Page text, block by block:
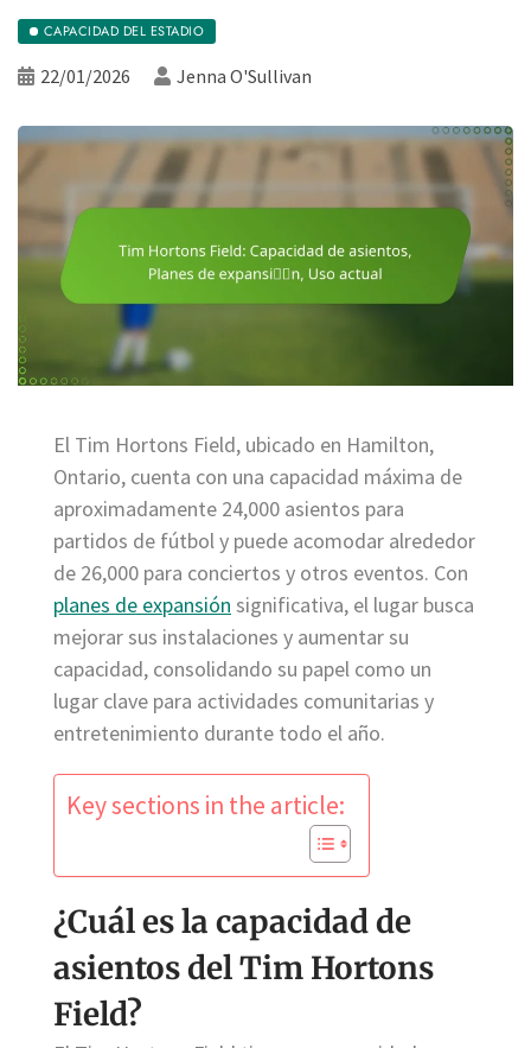
CAPACIDAD DEL ESTADIO
22/01/2026 Jenna O'Sullivan
El Tim Hortons Field, ubicado en Hamilton,
Ontario, cuenta con una capacidad máxima de
aproximadamente 24,000 asientos para
partidos de fútbol y puede acomodar alrededor
de 26,000 para conciertos y otros eventos. Con
planes de expansión significativa, el lugar busca
mejorar sus instalaciones y aumentar su
capacidad, consolidando su papel como un
lugar clave para actividades comunitarias y
entretenimiento durante todo el año.
Key sections in the article:
¿Cuál es la capacidad de
asientos del Tim Hortons
Field?